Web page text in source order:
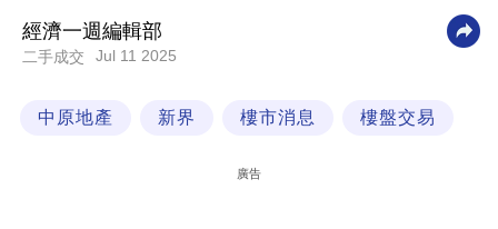
業
科
經濟一週編輯部
二手成交 Jul 11 2025
中原地產 新界 樓市消息 樓盤交易
廣告